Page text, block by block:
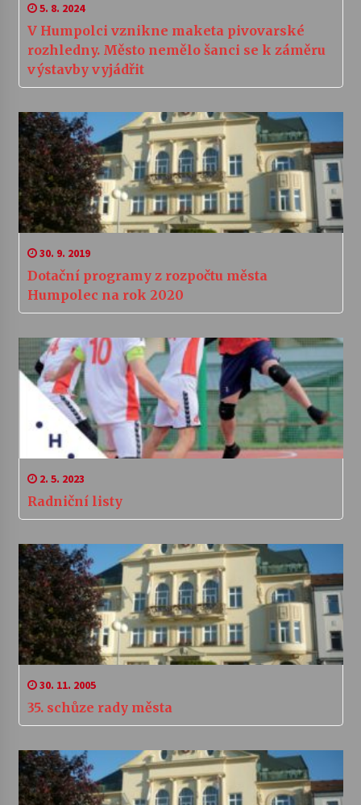
5. 8. 2024
V Humpolci vznikne maketa pivovarské
rozhledny. Město nemělo šanci se k záměru
výstavby vyjádřit
30. 9. 2019
Dotační programy z rozpočtu města
Humpolec na rok 2020
2. 5. 2023
Radniční listy
30. 11. 2005
35. schůze rady města